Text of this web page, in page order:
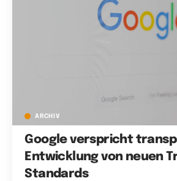
ARCHIV
Google verspricht
Entwicklung von neuen
Standards